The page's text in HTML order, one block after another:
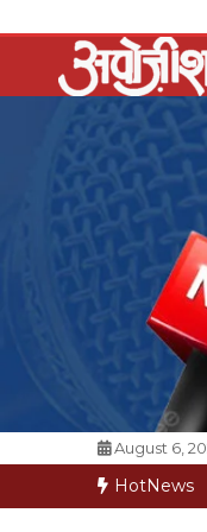
to
content
August 6,
HotNews
मैक्स में नी-